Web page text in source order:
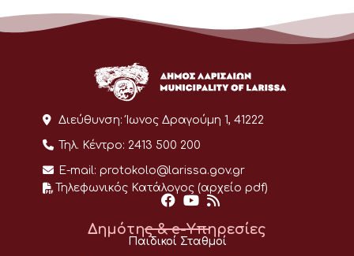
Διεύθυνση: Ίωνος Δραγούμη 1, 41222
Τηλ. Κέντρο: 2413 500 200
E-mail: protokolo@larissa.gov.gr
Τηλεφωνικός Κατάλογος (αρχείο pdf)
Δημότης & e-Υπηρεσίες
Παιδικοί Σταθμοί